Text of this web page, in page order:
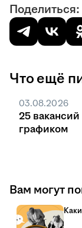
Поделиться:
Что ещё
03.08.2026
25
графиком
Вам могут